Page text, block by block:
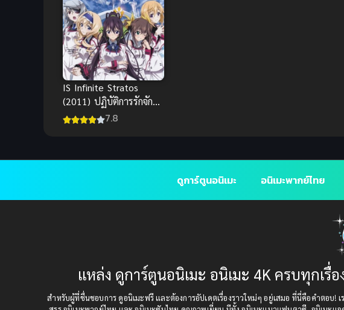
IS Infinite Stratos
(2011) ปฏิบัติการรักจักร
กลทะยานฟ้า
7.8
ดูการ์ตูนอนิเมะ อนิเมะพากย์ไทย
แหล่ง ดูการ์ตูนอนิเมะ อนิเมะ 4K ครบทุกเ
สำหรับผู้ที่ชื่นชอบการ ดูอนิเมะฟรี และต้องการอัปเดตเรื่องราวใหม่ๆ อยู่เสมอ ที่นี่คือคำตอบ